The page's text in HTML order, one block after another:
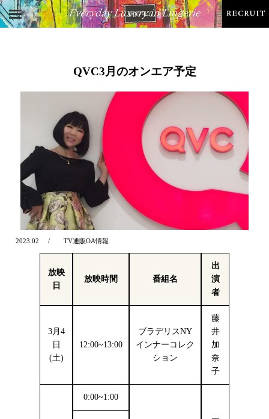
QVC3月のオンエア予定
2023.02 TV通販OA情報
放映
日
放映時間 番組名
出
演
者
3月4
日
(土)
12:00~13:00
ブラデリスNY
インナーコレク
ション
藤
井
加
奈
子
0:00~1:00